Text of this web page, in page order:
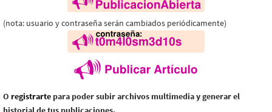
(nota: usuario y contraseña serán cambiados periódicamente)
O registrarte para poder subir archivos multimedia y generar el